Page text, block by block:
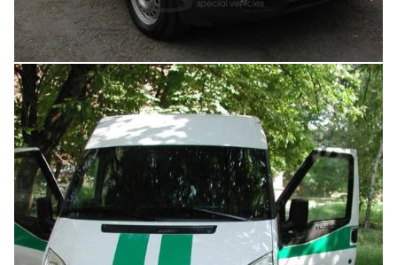
Увеличить